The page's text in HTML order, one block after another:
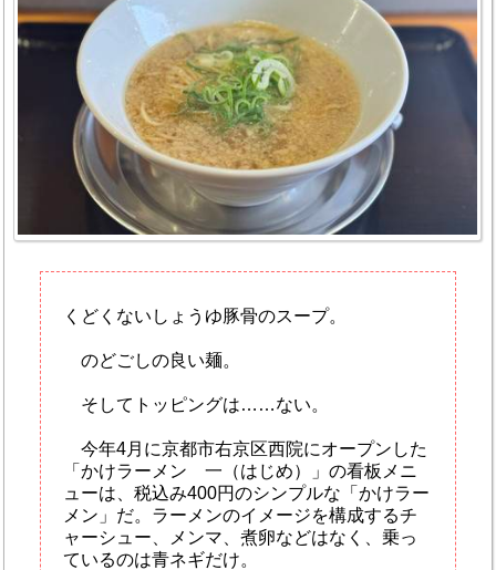
くどくないしょうゆ豚骨のスープ。
のどごしの良い麺。
そしてトッピングは……ない。
今年4月に京都市右京区西院にオープンした
「かけラーメン 一（はじめ）」の看板メニ
ューは、税込み400円のシンプルな「かけラー
メン」だ。ラーメンのイメージを構成するチ
ャーシュー、メンマ、煮卵などはなく、乗っ
ているのは青ネギだけ。